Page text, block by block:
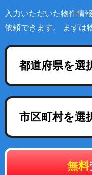
入力いただいた物件情
依頼できます。 まずは
都道府県を選
市区町村を選
無料